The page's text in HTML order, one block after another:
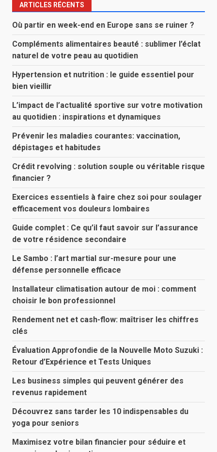
ARTICLES RÉCENTS
Où partir en week-end en Europe sans se ruiner ?
Compléments alimentaires beauté : sublimer l’éclat
naturel de votre peau au quotidien
Hypertension et nutrition : le guide essentiel pour
bien vieillir
L’impact de l’actualité sportive sur votre motivation
au quotidien : inspirations et dynamiques
Prévenir les maladies courantes: vaccination,
dépistages et habitudes
Crédit revolving : solution souple ou véritable risque
financier ?
Exercices essentiels à faire chez soi pour soulager
efficacement vos douleurs lombaires
Guide complet : Ce qu’il faut savoir sur l’assurance
de votre résidence secondaire
Le Sambo : l’art martial sur-mesure pour une
défense personnelle efficace
Installateur climatisation autour de moi : comment
choisir le bon professionnel
Rendement net et cash-flow: maîtriser les chiffres
clés
Évaluation Approfondie de la Nouvelle Moto Suzuki :
Retour d’Expérience et Tests Uniques
Les business simples qui peuvent générer des
revenus rapidement
Découvrez sans tarder les 10 indispensables du
yoga pour seniors
Maximisez votre bilan financier pour séduire et